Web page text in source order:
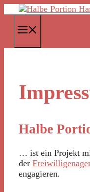
Zum
springen
Halbe
… ist ein Projekt
der
engagieren.